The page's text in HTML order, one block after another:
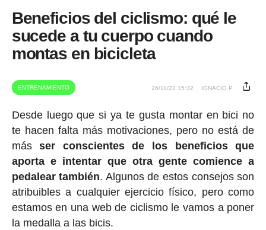
Beneficios del ciclismo: qué le
sucede a tu cuerpo cuando
montas en bicicleta
ENTRENAMIENTO 26/11/22 15:32 IGNACIO P.
Desde luego que si ya te gusta montar en bici no
te hacen falta más motivaciones, pero no está de
másser conscientes de los beneficios que
aporta e intentar que otra gente comience a
pedalear también. Algunos de estos consejos son
atribuibles a cualquier ejercicio físico, pero como
estamos en una web de ciclismo le vamos a poner
la medalla a las bicis.